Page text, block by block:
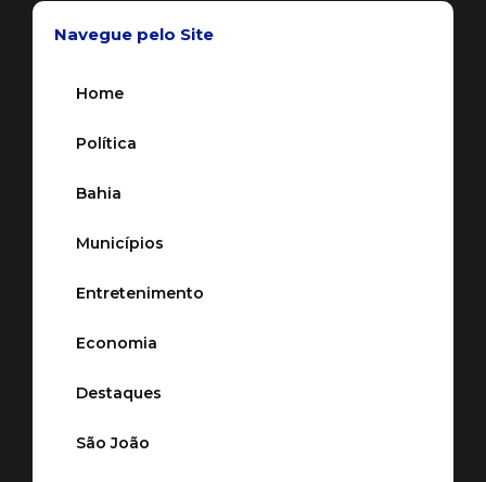
Navegue pelo Site
Home
Política
Bahia
Municípios
Entretenimento
Economia
Destaques
São João